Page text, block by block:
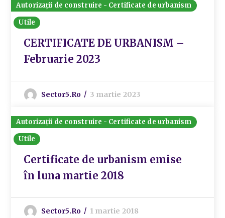
Autorizații de construire - Certificate de urbanism
Utile
CERTIFICATE DE URBANISM –
Februarie 2023
Sector5.ro 3 martie 2023
Autorizații de construire - Certificate de urbanism
Utile
Certificate de urbanism emise
în luna martie 2018
Sector5.ro 1 martie 2018